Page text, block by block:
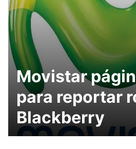
Movistar
para reportar
Blackberry